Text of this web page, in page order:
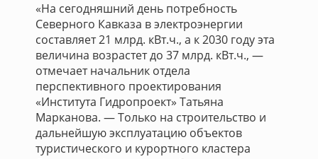
«На сегодняшний день потребность
Северного Кавказа в электроэнергии
составляет 21 млрд. кВт.ч., а к 2030 году эта
величина возрастет до 37 млрд. кВт.ч., —
отмечает начальник отдела
перспективного проектирования
«Института Гидропроект» Татьяна
Марканова. — Только на строительство и
дальнейшую эксплуатацию объектов
туристического и курортного кластера